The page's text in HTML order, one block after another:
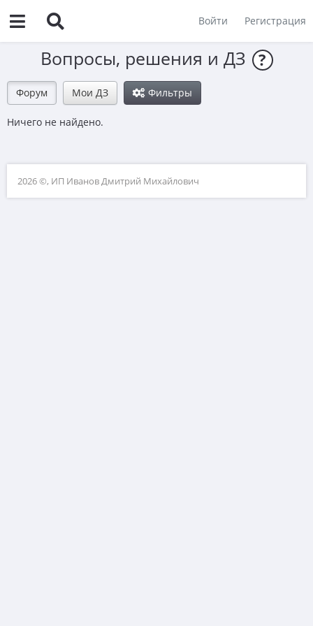
Войти Регистрация
Вопросы, решения и ДЗ ?
Форум Мои ДЗ Фильтры
Ничего не найдено.
2026 ©, ИП Иванов Дмитрий Михайлович